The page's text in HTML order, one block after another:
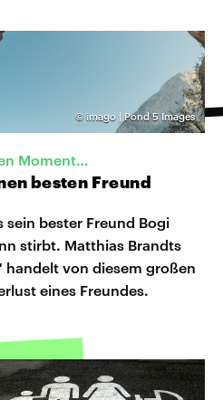
© imago | Pond 5 Images
Moment…
besten Freund
sein bester Freund Bogi
stirbt. Matthias Brandts
von diesem großen
eines Freundes.